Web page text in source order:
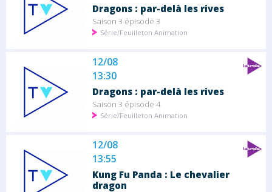
Dragons : par-delà les rives
Saison 3 épisode 3
Série/Feuilleton Animation
12/08
13:30
Dragons : par-delà les rives
Saison 3 épisode 4
Série/Feuilleton Animation
12/08
13:55
Kung Fu Panda : Le chevalier
dragon